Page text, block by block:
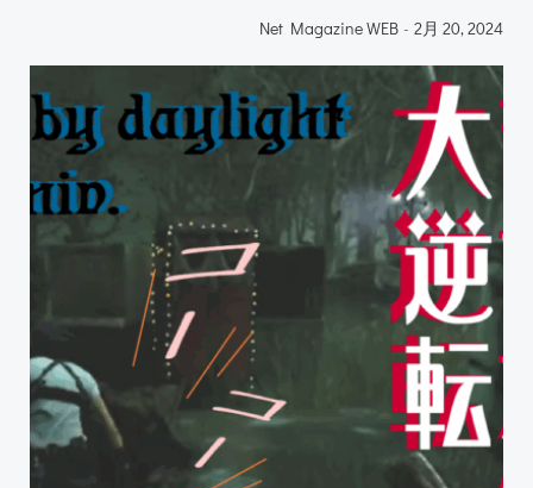
Net Magazine WEB - 2月 20, 2024